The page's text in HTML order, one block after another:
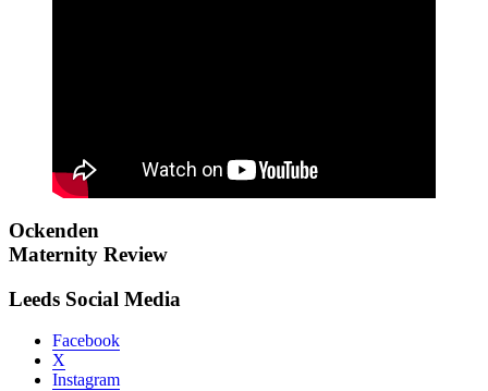
Ockenden
Maternity Review
Leeds Social Media
Facebook
X
Instagram